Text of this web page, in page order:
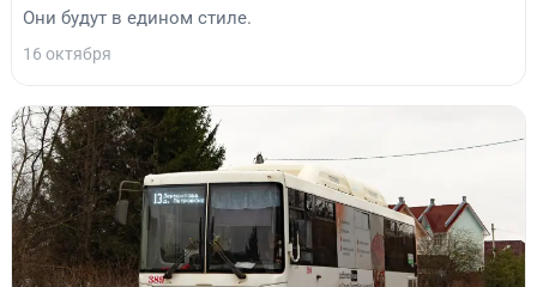
Они будут в едином стиле.
16 октября